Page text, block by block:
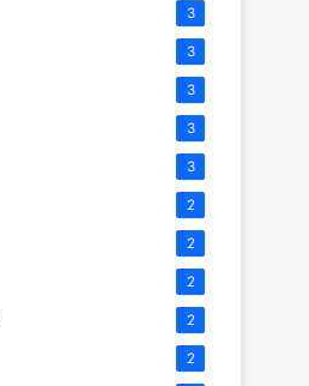
3
3
3
3
3
2
2
2
2
2